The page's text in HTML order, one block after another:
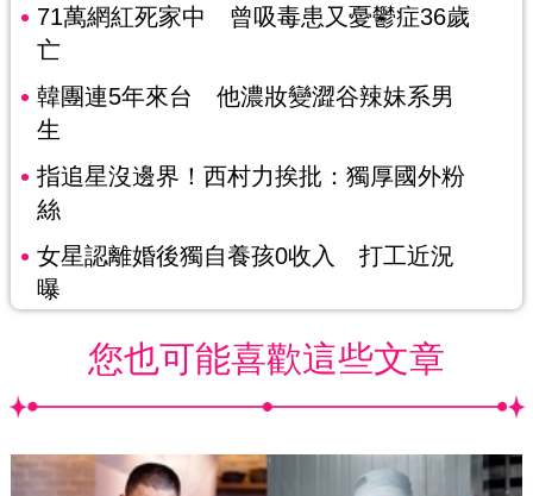
71萬網紅死家中 曾吸毒患又憂鬱症36歲
亡
韓團連5年來台 他濃妝變澀谷辣妹系男
生
指追星沒邊界！西村力挨批：獨厚國外粉
絲
女星認離婚後獨自養孩0收入 打工近況
曝
您也可能喜歡這些文章